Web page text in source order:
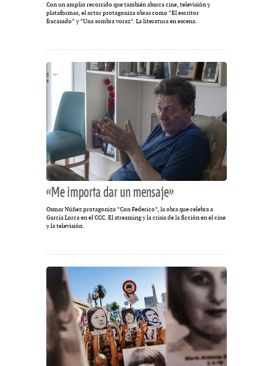
Con un amplio recorrido que también abarca cine, televisión y
plataformas, el actor protagoniza obras como *El escritor
fracasado* y *Una sombra voraz*. La literatura en escena.
«Me importa dar un mensaje»
Osmar Núñez protagoniza *Con Federico*, la obra que celebra a
García Lorca en el CCC. El streaming y la crisis de la ficción en el cine
y la televisión.